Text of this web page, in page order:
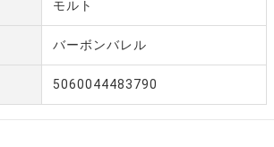
モルト
バーボンバレル
5060044483790